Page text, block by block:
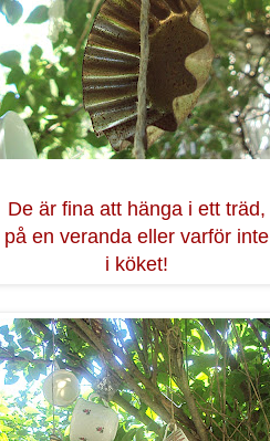
De är fina att hänga i ett träd,
på en veranda eller varför inte
i köket!